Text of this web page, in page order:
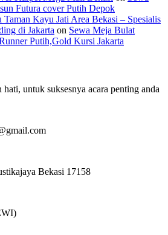
Futura cover Putih Depok
Taman Kayu Jati Area Bekasi – Spesialis
di Jakarta on Sewa Meja Bulat
Putih,Gold Kursi Jakarta
untuk suksesnya acara penting anda
Bekasi 17158